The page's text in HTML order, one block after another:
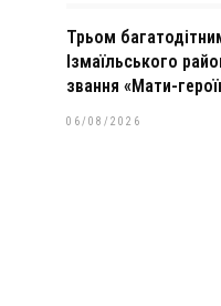
Трьом
Ізмаїльського
звання «Мати-
06/08/2026